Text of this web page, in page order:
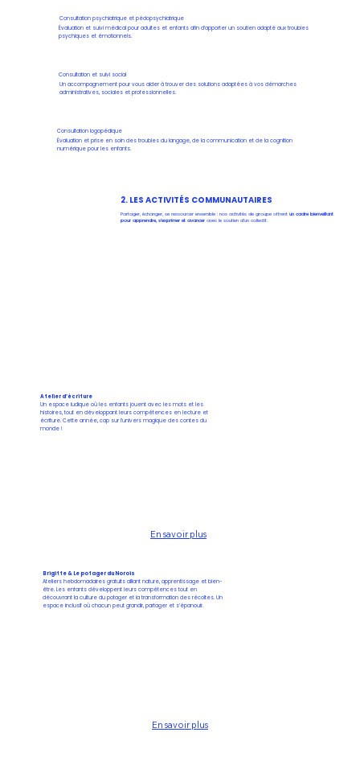
Consultation psychiatrique et pédopsychiatrique
Évaluation et suivi médical pour adultes et enfants afin d’apporter un soutien adapté aux troubles
psychiques et émotionnels.
Consultation et suivi social
Un accompagnement pour vous aider à trouver des solutions adaptées à vos démarches
administratives, sociales et professionnelles.
Consultation logopédique
Évaluation et prise en soin des troubles du langage, de la communication et de la cognition
numérique pour les enfants.
2. LES ACTIVITÉS COMMUNAUTAIRES
Partager, échanger, se ressourcer ensemble : nos activités de groupe offrentun cadre bienveillant
pour apprendre, s’exprimer et avancer avec le soutien d’un collectif.
Atelier d’écriture
Un espace ludique où les enfants jouent avec les mots et les
histoires, tout en développant leurs compétences en lecture et
écriture. Cette année, cap sur l’univers magique des contes du
monde !
En savoir plus
Brigitte & Le potager du Norois
Ateliers hebdomadaires gratuits alliant nature, apprentissage et bien-
être. Les enfants développent leurs compétences tout en
découvrant la culture du potager et la transformation des récoltes. Un
espace inclusif où chacun peut grandir, partager et s’épanouir.
En savoir plus